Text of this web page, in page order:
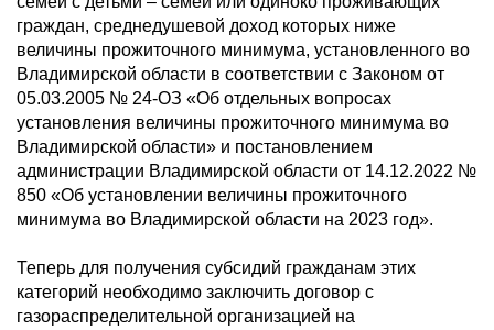
граждан, среднедушевой доход которых ниже
величины прожиточного минимума, установленного во
Владимирской области в соответствии с Законом от
05.03.2005 № 24-ОЗ «Об отдельных вопросах
установления величины прожиточного минимума во
Владимирской области» и постановлением
администрации Владимирской области от 14.12.2022 №
850 «Об установлении величины прожиточного
минимума во Владимирской области на 2023 год».
Теперь для получения субсидий гражданам этих
категорий необходимо заключить договор с
газораспределительной организацией на